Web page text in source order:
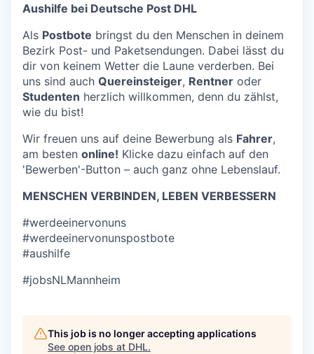
Aushilfe bei Deutsche Post DHL
Als Postbote bringst du den Menschen in deinem
Bezirk Post- und Paketsendungen. Dabei lässt du
dir von keinem Wetter die Laune verderben. Bei
uns sind auch Quereinsteiger, Rentner oder
Studenten herzlich willkommen, denn du zählst,
wie du bist!
Wir freuen uns auf deine Bewerbung als Fahrer,
am besten online! Klicke dazu einfach auf den
'Bewerben'-Button – auch ganz ohne Lebenslauf.
MENSCHEN VERBINDEN, LEBEN VERBESSERN
#werdeeinervonuns
#werdeeinervonunspostbote
#aushilfe
#jobsNLMannheim
This job is no longer accepting applications
See open jobs at DHL.